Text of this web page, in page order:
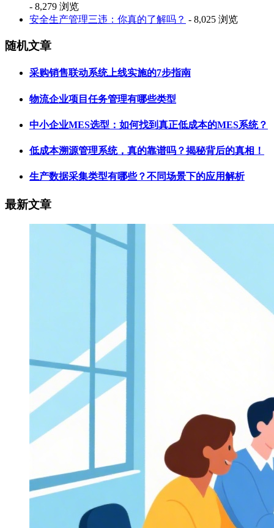
- 8,279 浏览
安全生产管理三违：你真的了解吗？ - 8,025 浏览
随机文章
采购销售联动系统上线实施的7步指南
物流企业项目任务管理有哪些类型
中小企业MES选型：如何找到真正低成本的MES系统？
低成本溯源管理系统，真的靠谱吗？揭秘背后的真相！
生产数据采集类型有哪些？不同场景下的应用解析
最新文章